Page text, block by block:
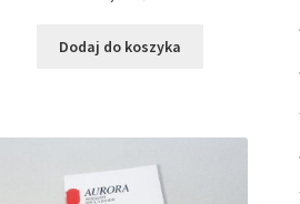
Dodaj do koszyka